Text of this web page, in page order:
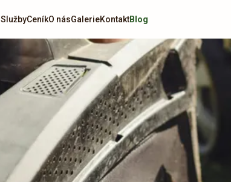
SlužbyCeníkO násGalerieKontaktBlog